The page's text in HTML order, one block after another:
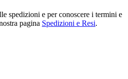
spedizioni e per conoscere i termini e
pagina Spedizioni e Resi.